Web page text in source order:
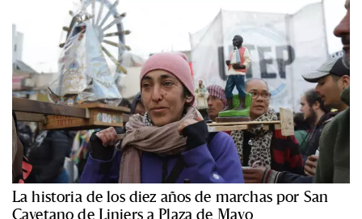
La historia de los diez años de marchas por San
Cayetano de Liniers a Plaza de Mayo